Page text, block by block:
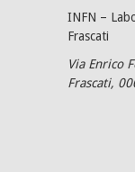
INFN –
Frascati
Via Enrico
Frascati,